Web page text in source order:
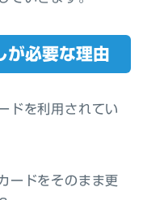
が必要な理由
ドを利用されてい
ードをそのまま更